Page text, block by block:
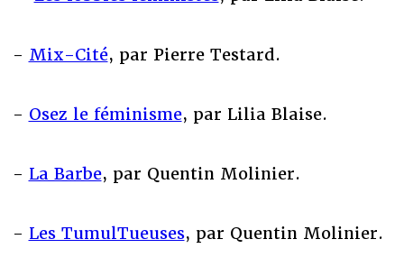
- Mix-Cité, par Pierre Testard.
- Osez le féminisme, par Lilia Blaise.
- La Barbe, par Quentin Molinier.
- Les TumulTueuses, par Quentin Molinier.